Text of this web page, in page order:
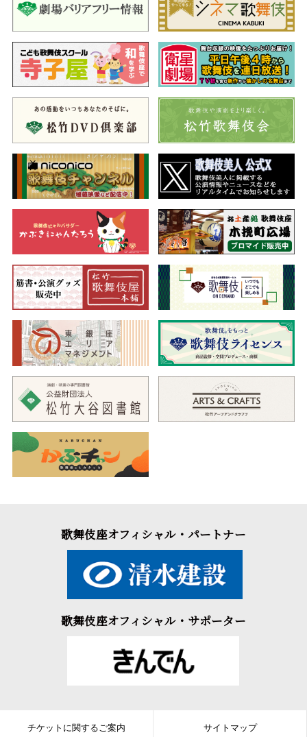
歌舞伎座オフィシャル・パートナー
歌舞伎座オフィシャル・サポーター
チケットに関するご案内 サイトマップ